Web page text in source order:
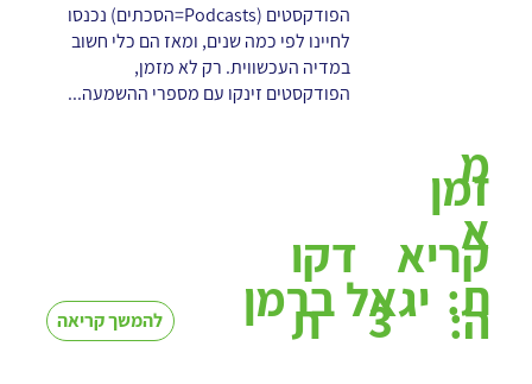
הפודקסטים (Podcasts=הסכתים) נכנסו
לחיינו לפי כמה שנים, ומאז הם כלי חשוב
במדיה העכשווית. רק לא מזמן,
הפודקסטים זינקו עם מספרי ההשמעה...
יגאל ברמן
מ
א
ת:
להמשך קריאה
דקו
ת
זמן
קריא
ה:
3